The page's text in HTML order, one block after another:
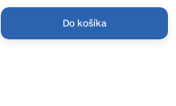
Do košíka